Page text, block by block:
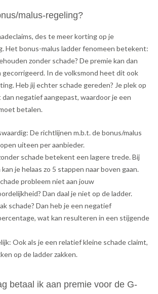
malus-regeling?
des te meer korting op je
Het bonus-malus ladder fenomeen betekent:
zonder schade? De premie kan dan
In de volksmond heet dit ook
Heb jij echter schade gereden? Je plek op
negatief aangepast, waardoor je een
betalen.
De richtlijnen m.b.t. de bonus/malus
uiteen per aanbieder.
schade betekent een lagere trede. Bij
kan je helaas zo 5 stappen naar boven gaan.
probleem niet aan jouw
Dan daal je niet op de ladder.
schade? Dan heb je een negatief
wat kan resulteren in een stijgende
Ook als je een relatief kleine schade claimt,
op de ladder zakken.
betaal ik aan premie voor de G-